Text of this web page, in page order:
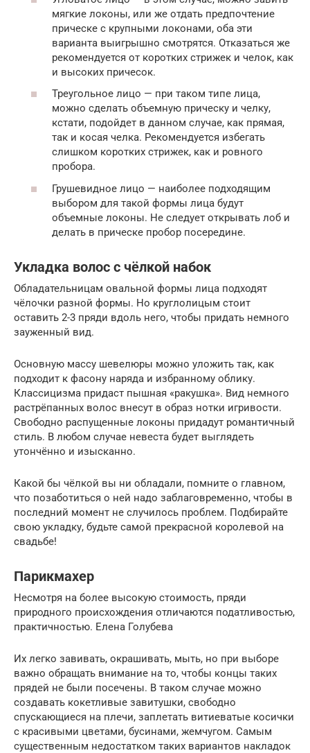
мягкие локоны, или же отдать предпочтение
прическе с крупными локонами, оба эти
варианта выигрышно смотрятся. Отказаться же
рекомендуется от коротких стрижек и челок, как
и высоких причесок.
Треугольное лицо — при таком типе лица,
можно сделать объемную прическу и челку,
кстати, подойдет в данном случае, как прямая,
так и косая челка. Рекомендуется избегать
слишком коротких стрижек, как и ровного
пробора.
Грушевидное лицо — наиболее подходящим
выбором для такой формы лица будут
объемные локоны. Не следует открывать лоб и
делать в прическе пробор посередине.
Укладка волос с чёлкой набок
Обладательницам овальной формы лица подходят
чёлочки разной формы. Но круглолицым стоит
оставить 2-3 пряди вдоль него, чтобы придать немного
зауженный вид.
Основную массу шевелюры можно уложить так, как
подходит к фасону наряда и избранному облику.
Классицизма придаст пышная «ракушка». Вид немного
растрёпанных волос внесут в образ нотки игривости.
Свободно распущенные локоны придадут романтичный
стиль. В любом случае невеста будет выглядеть
утончённо и изысканно.
Какой бы чёлкой вы ни обладали, помните о главном,
что позаботиться о ней надо заблаговременно, чтобы в
последний момент не случилось проблем. Подбирайте
свою укладку, будьте самой прекрасной королевой на
свадьбе!
Парикмахер
Несмотря на более высокую стоимость, пряди
природного происхождения отличаются податливостью,
практичностью. Елена Голубева
Их легко завивать, окрашивать, мыть, но при выборе
важно обращать внимание на то, чтобы концы таких
прядей не были посечены. В таком случае можно
создавать кокетливые завитушки, свободно
спускающиеся на плечи, заплетать витиеватые косички
с красивыми цветами, бусинами, жемчугом. Самым
существенным недостатком таких вариантов накладок